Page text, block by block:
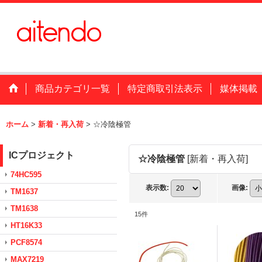
商品カテゴリ一覧 特定商取引法表示 媒体掲載
ホーム > 新着・再入荷 > ☆冷陰極管
ICプロジェクト
74HC595
TM1637
TM1638
HT16K33
PCF8574
MAX7219
☆冷陰極管 [新着・再入荷]
表示数: 画像:
15件